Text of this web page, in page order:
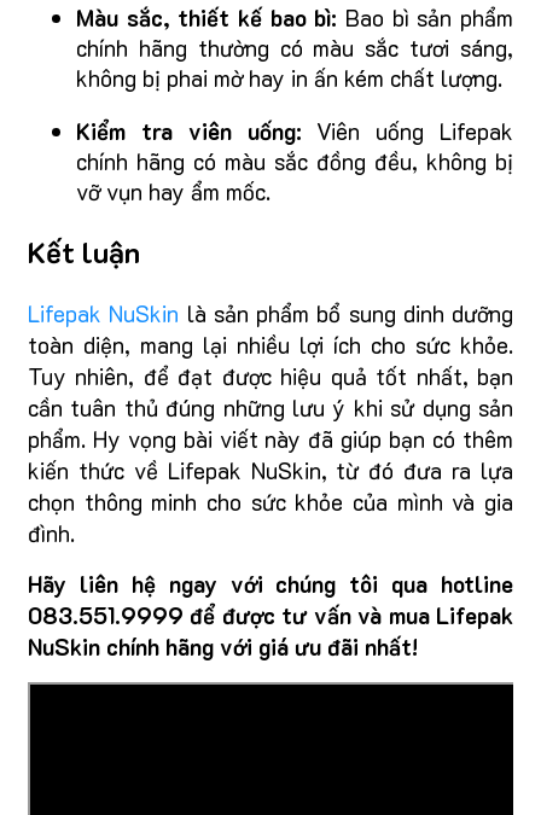
Màu sắc, thiết kế bao bì: Bao bì sản phẩm
chính hãng thường có màu sắc tươi sáng,
không bị phai mờ hay in ấn kém chất lượng.
Kiểm tra viên uống: Viên uống Lifepak
chính hãng có màu sắc đồng đều, không bị
vỡ vụn hay ẩm mốc.
Kết luận
Lifepak NuSkin là sản phẩm bổ sung dinh dưỡng
toàn diện, mang lại nhiều lợi ích cho sức khỏe.
Tuy nhiên, để đạt được hiệu quả tốt nhất, bạn
cần tuân thủ đúng những lưu ý khi sử dụng sản
phẩm. Hy vọng bài viết này đã giúp bạn có thêm
kiến thức về Lifepak NuSkin, từ đó đưa ra lựa
chọn thông minh cho sức khỏe của mình và gia
đình.
Hãy liên hệ ngay với chúng tôi qua hotline
083.551.9999 để được tư vấn và mua Lifepak
NuSkin chính hãng với giá ưu đãi nhất!